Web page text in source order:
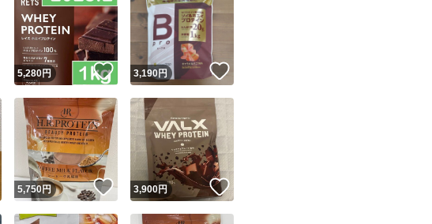
※このバッジは実績に基づく表示であり、発送を保証しているものではありません
スピード＆安心発送
このユーザーは高頻度で24時間以内＆設定した発送日数内に発送してい
スピード発送 このユーザーは高頻度で24時間以内に発送しています
安心発送 このユーザーは設定した発送日数内に発送しています
いいね！
5,280円 いいね！
3,190円
いいね！
5,750円 いいね！
3,900円